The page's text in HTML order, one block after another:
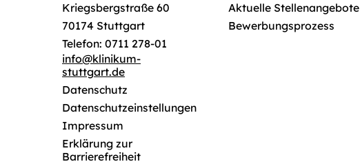
Kriegsbergstraße 60
70174 Stuttgart
Telefon: 0711 278-01
info@klinikum-
stuttgart.de
Datenschutz
Datenschutzeinstellungen
Impressum
Erklärung zur
Barrierefreiheit
Aktuelle Stellenangebote
Bewerbungsprozess